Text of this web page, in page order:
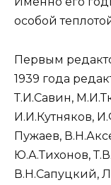
особой
Первым
1939 года
Т.И.Савин,
И.И.Кутняков,
Пужаев,
Ю.А.Тихонов,
В.Н.Сапуцкий,